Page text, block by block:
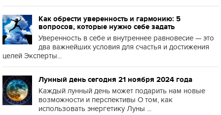
Как обрести уверенность и гармонию: 5
вопросов, которые нужно себе задать
Уверенность в себе и внутреннее равновесие — это
два важнейших условия для счастья и достижения
целей Эксперты...
Лунный день сегодня 21 ноября 2024 года
Каждый лунный день может подарить нам новые
возможности и перспективы О том, как
использовать энергетику Луны ...